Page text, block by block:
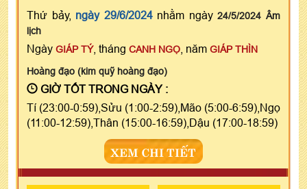
Thứ bảy, ngày 29/6/2024nhằm ngày24/5/2024 Âm
lịch
Ngày GIÁP TÝ, tháng CANH NGỌ , năm GIÁP THÌN
Hoàng đạo (kim quỹ hoàng đạo)
GIỜ TỐT TRONG NGÀY :
Tí (23:00-0:59),Sửu (1:00-2:59),Mão (5:00-6:59),Ngọ
(11:00-12:59),Thân (15:00-16:59),Dậu (17:00-18:59)
XEM CHI TIẾT